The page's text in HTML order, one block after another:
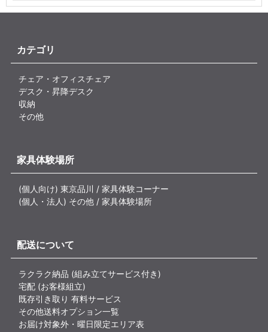
カテゴリ
チェア・オフィスチェア
デスク・昇降デスク
収納
その他
家具体験場所
(個人向け) 東京品川 / 家具体験コーナー
(個人・法人) その他 / 家具体験場所
配送について
ラクラク納品 (組み立てサービス付き)
宅配 (お客様組立)
既存引き取り 有料サービス
その他送料オプション一覧
お届け対象外・曜日限定エリア表